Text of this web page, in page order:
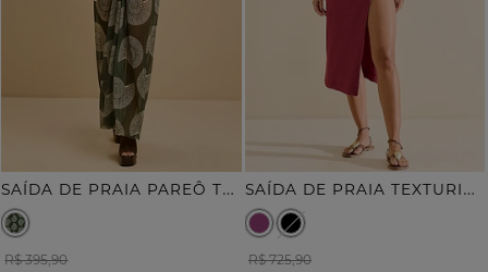
S
AÍDA DE PRAIA PAREÔ TULE ESTAMPADO
R$ 395,90
S
AÍDA DE PRAIA TEXTURIZADA COM METAL
R$ 725,90